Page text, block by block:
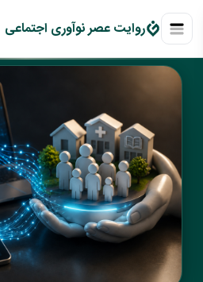
روايت عصر نوآوری اجتماعی